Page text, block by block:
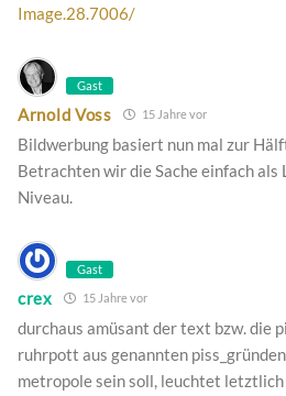
Image.28.7006/
Gast
Arnold Voss 15 Jahre vor
Bildwerbung basiert nun mal zur
Betrachten wir die Sache einfach
Niveau.
Gast
crex 15 Jahre vor
durchaus amüsant der text bzw. die
ruhrpott aus genannten
metropole sein soll, leuchtet letztlich